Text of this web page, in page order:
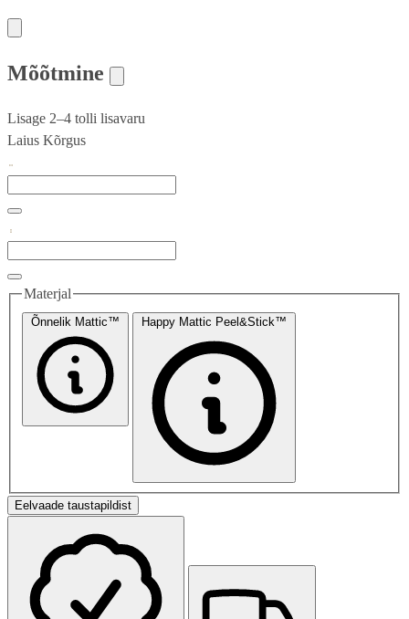
Mõõtmine
Lisage 2–4 tolli lisavaru
Laius Kõrgus
Materjal
Õnnelik Mattic™ Happy Mattic Peel&Stick™
Eelvaade taustapildist